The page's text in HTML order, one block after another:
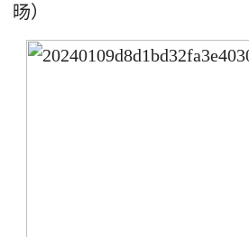
旸）